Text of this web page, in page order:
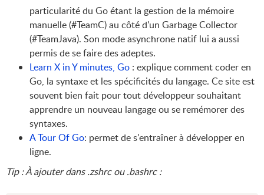
particularité du Go étant la gestion de la mémoire
manuelle (#TeamC) au côté d'un Garbage Collector
(#TeamJava). Son mode asynchrone natif lui a aussi
permis de se faire des adeptes.
Learn X in Y minutes, Go : explique comment coder en
Go, la syntaxe et les spécificités du langage. Ce site est
souvent bien fait pour tout développeur souhaitant
apprendre un nouveau langage ou se remémorer des
syntaxes.
A Tour Of Go: permet de s'entraîner à développer en
ligne.
Tip : À ajouter dans .zshrc ou .bashrc :